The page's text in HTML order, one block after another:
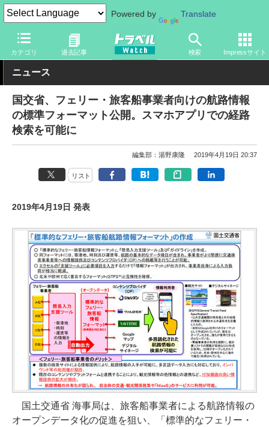
Powered by Translate
カテゴリ 過去記事 検索 Impressサイト
トラベル Watch 企業・政府・官庁 政府・官庁 国土交通省
ニュース
国交省、フェリー・旅客船事業者向けの航路情報
の標準フォーマット公開。スマホアプリでの経路
検索を可能に
編集部：湯野康隆 2019年4月19日 20:37
リスト
2019年4月19日 発表
国土交通省 海事局は、旅客船事業者による航路情報の
オープンデータ化の促進を狙い、「標準的なフェリー・